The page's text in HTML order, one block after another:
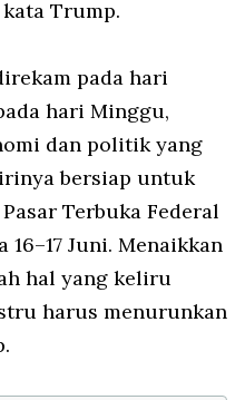
Trump.
pada hari
hari Minggu,
dan politik yang
bersiap untuk
Terbuka Federal
16–17 Juni. Menaikkan
hal yang keliru
harus menurunkan